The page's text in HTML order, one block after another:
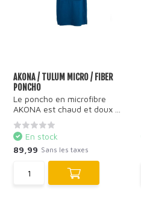
AKONA / TULUM MICRO / FIBER
PONCHO
Le poncho en microfibre
AKONA est chaud et doux ...
En stock
89,99 Sans les taxes